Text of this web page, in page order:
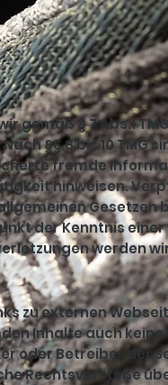
gemäß § 7 Abs.1
§§ 8 bis 10
fremde
hinweisen.
Gesetzen
der Kenntnis
werden
zu externen
Inhalte auch
oder Betreiber der
Rechtsverstöße